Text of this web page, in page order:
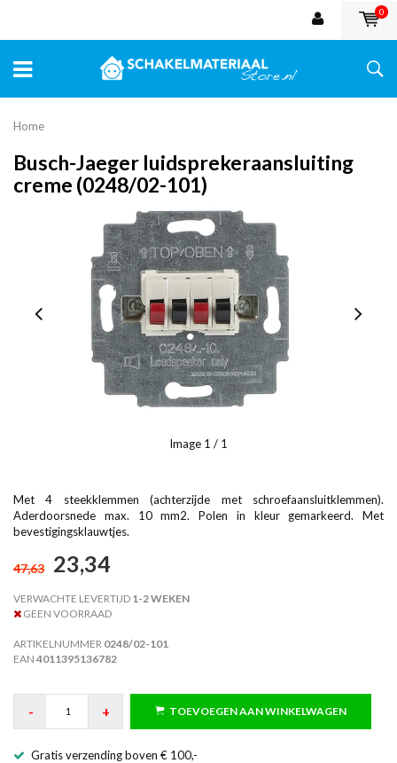
0
Home
Busch-Jaeger luidsprekeraansluiting
creme (0248/02-101)
Image 1 / 1
Met 4 steekklemmen (achterzijde met schroefaansluitklemmen).
Aderdoorsnede max. 10 mm2. Polen in kleur gemarkeerd. Met
bevestigingsklauwtjes.
47,63 23,34
VERWACHTE LEVERTIJD 1-2 WEKEN
GEEN VOORRAAD
ARTIKELNUMMER 0248/02-101
EAN 4011395136782
- + TOEVOEGEN AAN WINKELWAGEN
Gratis verzending boven € 100,-